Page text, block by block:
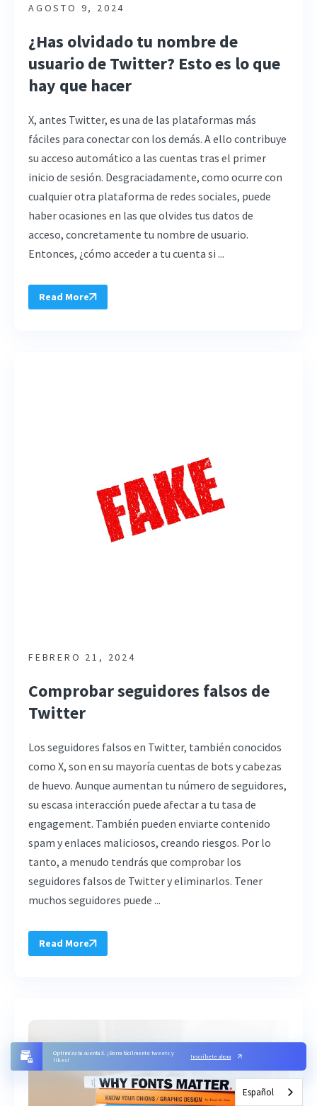
Optimiza tu cuenta X. ¡Borra fácilmente tweets y
likes!
Inscríbete ahora
AGOSTO 9, 2024
¿Has olvidado tu nombre de
usuario de Twitter? Esto es lo que
hay que hacer
X, antes Twitter, es una de las plataformas más
fáciles para conectar con los demás. A ello contribuye
su acceso automático a las cuentas tras el primer
inicio de sesión. Desgraciadamente, como ocurre con
cualquier otra plataforma de redes sociales, puede
haber ocasiones en las que olvides tus datos de
acceso, concretamente tu nombre de usuario.
Entonces, ¿cómo acceder a tu cuenta si ...
Read More
FEBRERO 21, 2024
Comprobar seguidores falsos de
Twitter
Los seguidores falsos en Twitter, también conocidos
como X, son en su mayoría cuentas de bots y cabezas
de huevo. Aunque aumentan tu número de seguidores,
su escasa interacción puede afectar a tu tasa de
engagement. También pueden enviarte contenido
spam y enlaces maliciosos, creando riesgos. Por lo
tanto, a menudo tendrás que comprobar los
seguidores falsos de Twitter y eliminarlos. Tener
muchos seguidores puede ...
Read More
Español